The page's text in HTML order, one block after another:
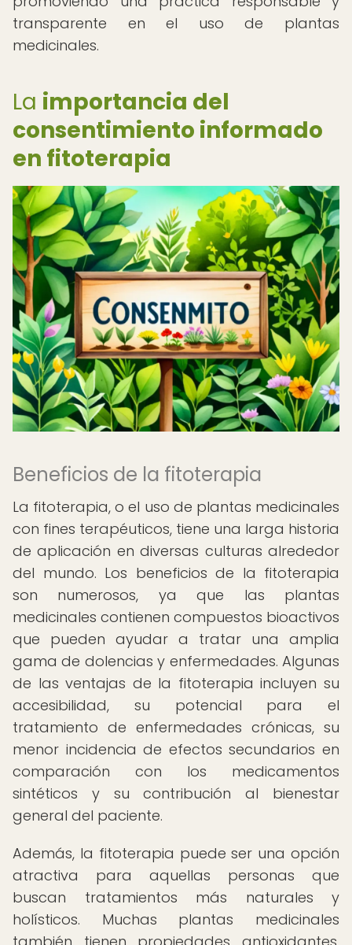
transparente en el uso de plantas
medicinales.
La importancia del
consentimiento informado
en fitoterapia
Beneficios de la fitoterapia
La fitoterapia, o el uso de plantas medicinales
con fines terapéuticos, tiene una larga historia
de aplicación en diversas culturas alrededor
del mundo. Los beneficios de la fitoterapia
son numerosos, ya que las plantas
medicinales contienen compuestos bioactivos
que pueden ayudar a tratar una amplia
gama de dolencias y enfermedades. Algunas
de las ventajas de la fitoterapia incluyen su
accesibilidad, su potencial para el
tratamiento de enfermedades crónicas, su
menor incidencia de efectos secundarios en
comparación con los medicamentos
sintéticos y su contribución al bienestar
general del paciente.
Además, la fitoterapia puede ser una opción
atractiva para aquellas personas que
buscan tratamientos más naturales y
holísticos. Muchas plantas medicinales